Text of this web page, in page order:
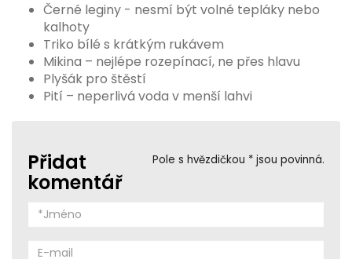
Černé leginy - nesmí být volné tepláky nebo
kalhoty
Triko bílé s krátkým rukávem
Mikina – nejlépe rozepínací, ne přes hlavu
Plyšák pro štěstí
Pití – neperlivá voda v menší lahvi
Pole s hvězdičkou * jsou povinná.
Přidat
komentář